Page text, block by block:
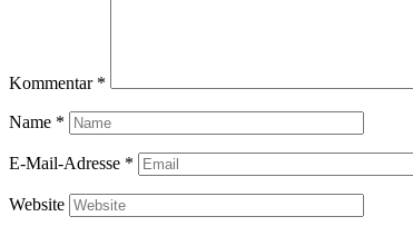
Kommentar *
Name *
E-Mail-Adresse *
Website